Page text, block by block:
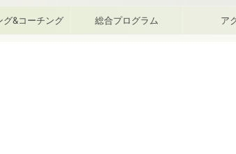
グ&コーチング 総合プログラム ア